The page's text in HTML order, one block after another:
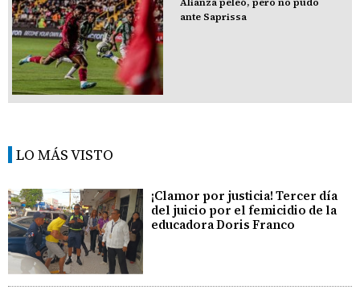
ante Saprissa
LO MÁS VISTO
¡Clamor por justicia! Tercer día
del juicio por el femicidio de la
educadora Doris Franco